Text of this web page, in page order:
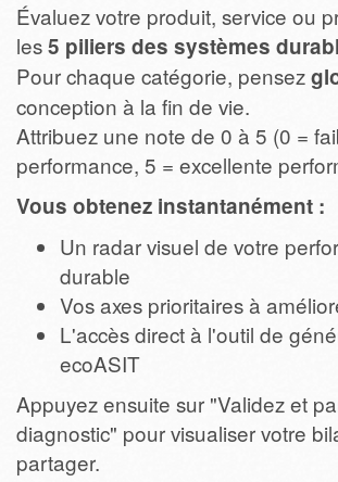
Évaluez votre produit, service ou
les5 piliers des systèmes
Pour chaque catégorie, pensez
conception à la fin de vie.
Attribuez une note de 0 à 5 (0 =
performance, 5 = excellente
Vous obtenez instantanément :
Un radar visuel de votre
durable
Vos axes prioritaires à
L'accès direct à l'outil de
ecoASIT
Appuyez ensuite sur "Validez et
diagnostic" pour visualiser votre
partager.